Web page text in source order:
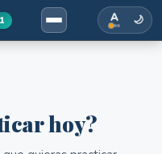
A 🌙
hoy?